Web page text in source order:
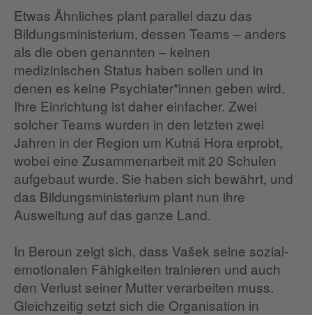
Etwas Ähnliches plant parallel dazu das
Bildungsministerium, dessen Teams – anders
als die oben genannten – keinen
medizinischen Status haben sollen und in
denen es keine Psychiater*innen geben wird.
Ihre Einrichtung ist daher einfacher. Zwei
solcher Teams wurden in den letzten zwei
Jahren in der Region um Kutná Hora erprobt,
wobei eine Zusammenarbeit mit 20 Schulen
aufgebaut wurde. Sie haben sich bewährt, und
das Bildungsministerium plant nun ihre
Ausweitung auf das ganze Land.
In Beroun zeigt sich, dass Vašek seine sozial-
emotionalen Fähigkeiten trainieren und auch
den Verlust seiner Mutter verarbeiten muss.
Gleichzeitig setzt sich die Organisation in